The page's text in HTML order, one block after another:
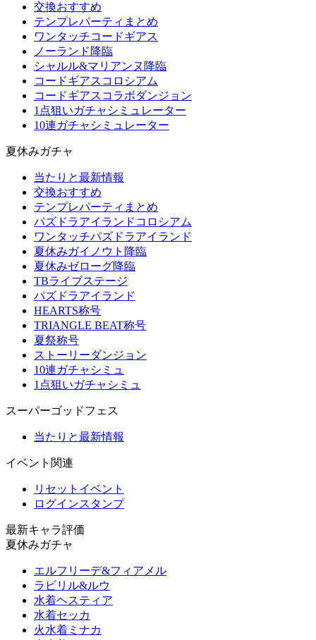
交換おすすめ
テンプレパーティまとめ
ワンタッチコードギアス
ノーランド降臨
シャルル&マリアンヌ降臨
コードギアスコロシアム
コードギアスコラボダンジョン
1点狙いガチャシミュレーター
10連ガチャシミュレーター
夏休みガチャ
当たりと最新情報
交換おすすめ
テンプレパーティまとめ
パズドラアイランドコロシアム
ワンタッチパズドラアイランド
夏休みガイノウト降臨
夏休みゼローグ降臨
TBライブステージ
パズドラアイランド
HEARTS称号
TRIANGLE BEAT称号
夏祭称号
ストーリーダンジョン
10連ガチャシミュ
1点狙いガチャシミュ
スーパーゴッドフェス
当たりと最新情報
イベント関連
リセットイベント
ログインスタンプ
最新キャラ評価
夏休みガチャ
エルフリーデ&フィアメル
ラビリル&ルウ
水着ヘスティア
水着セッカ
火水着ミナカ